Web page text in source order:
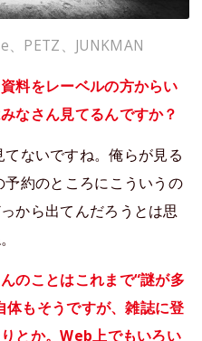
、PETZ、JUNKMAN
料をレーベルの方からい
なさん見てるんですか？
てないですね。俺らが見る
約のところにこういうの
から出てんだろうとは思
のことはこれまで“謎が多
体もそうですが、雑誌に登
とか。Web上でもいろい